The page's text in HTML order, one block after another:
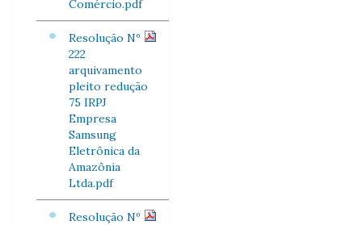
Comércio.pdf
Resolução Nº
222
arquivamento
pleito redução
75 IRPJ
Empresa
Samsung
Eletrônica da
Amazônia
Ltda.pdf
Resolução Nº